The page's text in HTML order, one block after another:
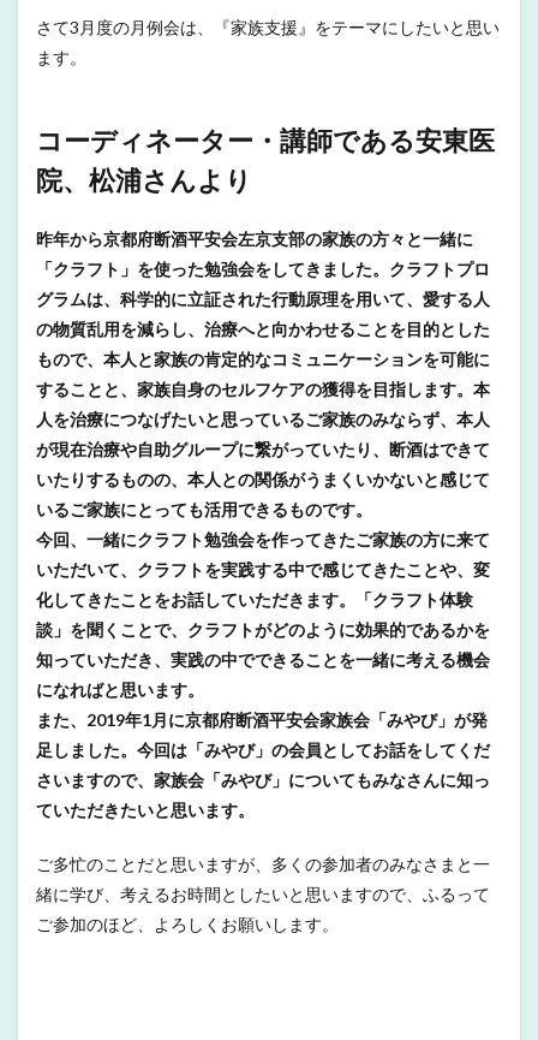
さて3月度の月例会は、『家族支援』をテーマにしたいと思い
ます。
コーディネーター・講師である安東医
院、松浦さんより
昨年から京都府断酒平安会左京支部の家族の方々と一緒に
「クラフト」を使った勉強会をしてきました。クラフトプロ
グラムは、科学的に立証された行動原理を用いて、愛する人
の物質乱用を減らし、治療へと向かわせることを目的とした
もので、本人と家族の肯定的なコミュニケーションを可能に
することと、家族自身のセルフケアの獲得を目指します。本
人を治療につなげたいと思っているご家族のみならず、本人
が現在治療や自助グループに繋がっていたり、断酒はできて
いたりするものの、本人との関係がうまくいかないと感じて
いるご家族にとっても活用できるものです。
今回、一緒にクラフト勉強会を作ってきたご家族の方に来て
いただいて、クラフトを実践する中で感じてきたことや、変
化してきたことをお話していただきます。「クラフト体験
談」を聞くことで、クラフトがどのように効果的であるかを
知っていただき、実践の中でできることを一緒に考える機会
になればと思います。
また、2019年1月に京都府断酒平安会家族会「みやび」が発
足しました。今回は「みやび」の会員としてお話をしてくだ
さいますので、家族会「みやび」についてもみなさんに知っ
ていただきたいと思います。
ご多忙のことだと思いますが、多くの参加者のみなさまと一
緒に学び、考えるお時間としたいと思いますので、ふるって
ご参加のほど、よろしくお願いします。